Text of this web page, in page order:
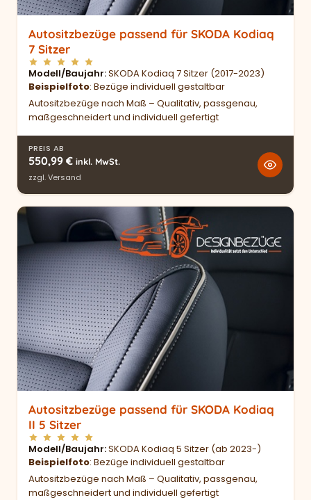
Autositzbezüge passend für SKODA Kodiaq
7 Sitzer
Modell/Baujahr SKODA Kodiaq 7 Sitzer (2017-2023)
Beispielfoto: Bezüge individuell gestaltbar
Autositzbezüge nach Maß – Qualitativ, passgenau,
maßgeschneidert und individuell gefertigt
PREIS AB
550,99 € inkl. MwSt.
zzgl.Versand
Autositzbezüge passend für SKODA Kodiaq
II 5 Sitzer
Modell/Baujahr SKODA Kodiaq 5 Sitzer (ab 2023-)
Beispielfoto: Bezüge individuell gestaltbar
Autositzbezüge nach Maß – Qualitativ, passgenau,
maßgeschneidert und individuell gefertigt